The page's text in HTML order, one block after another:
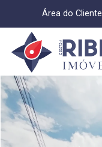
Área do Cliente